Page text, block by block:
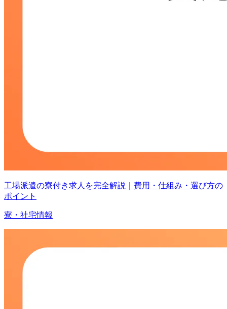
工場派遣の寮付き求人を完全解説｜費用・仕組み・選び方の
ポイント
寮・社宅情報